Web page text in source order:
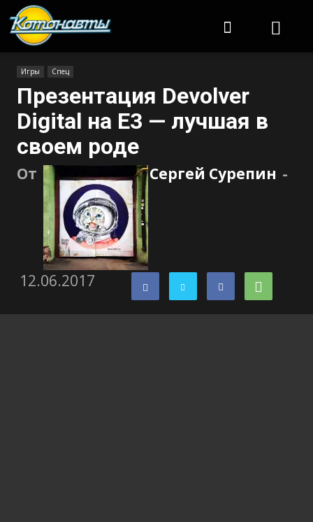
Игры Спец
Презентация Devolver
Digital на E3 — лучшая в
своем роде
От Сергей Сурепин -
12.06.2017